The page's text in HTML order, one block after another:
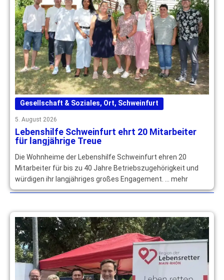
Gesellschaft & Soziales, Ort, Schweinfurt
5. August 2026
Lebenshilfe Schweinfurt ehrt 20 Mitarbeiter
für langjährige Treue
Die Wohnheime der Lebenshilfe Schweinfurt ehren 20
Mitarbeiter für bis zu 40 Jahre Betriebszugehörigkeit und
würdigen ihr langjähriges großes Engagement. … mehr